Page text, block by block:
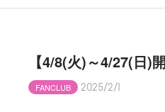
【4/8(火)～4/27(日)
FANCLUB 2025/2/1